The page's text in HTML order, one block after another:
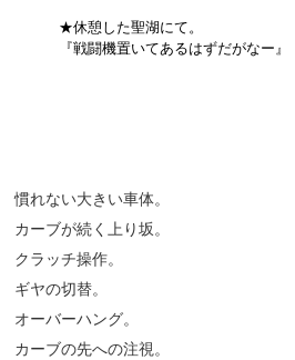
★休憩した聖湖にて。
『戦闘機置いてあるはずだがなー』
慣れない大きい車体。
カーブが続く上り坂。
クラッチ操作。
ギヤの切替。
オーバーハング。
カーブの先への注視。